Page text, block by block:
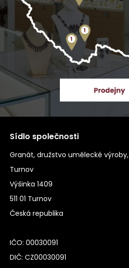
Sídlo společnosti
Granát, družstvo umělecké výroby,
Turnov
Výšinka 1409
511 01 Turnov
Česká republika
IČO: 00030091
DIČ: CZ00030091